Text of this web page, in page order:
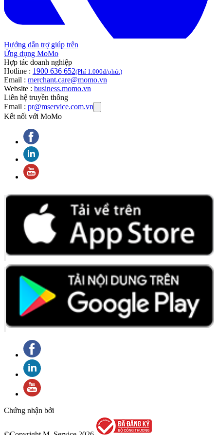
Hướng dẫn trợ giúp trên
Ứng dụng MoMo
Hợp tác doanh nghiệp
Hotline : 1900 636 652(Phí 1.000đ/phút)
Email : merchant.care@momo.vn
Website : business.momo.vn
Liên hệ truyền thông
Email : pr@mservice.com.vn
Kết nối với MoMo
Chứng nhận bởi